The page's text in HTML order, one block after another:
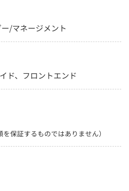
/マネージメント
ド、フロントエンド
を保証するものではありません）